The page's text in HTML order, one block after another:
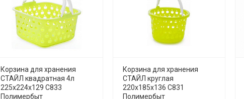
Корзина для хранения
СТАЙЛ квадратная 4л
225х224х129 С833
Полимербыт
Корзина для хранения
СТАЙЛ круглая
220х185х136 С831
Полимербыт